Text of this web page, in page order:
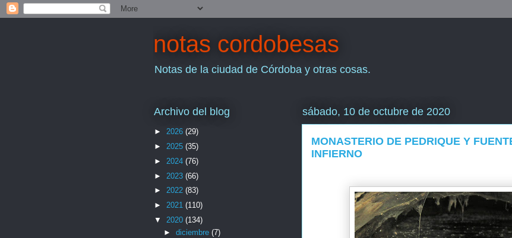
notas cordobesas
Notas de la ciudad de Córdoba y otras cosas.
sábado, 10 de octubre de 2020
MONASTERIO DE PEDRIQUE Y
INFIERNO
Archivo del blog
► 2026 (29)
► 2025 (35)
► 2024 (76)
► 2023 (66)
► 2022 (83)
► 2021 (110)
▼ 2020 (134)
► diciembre (7)